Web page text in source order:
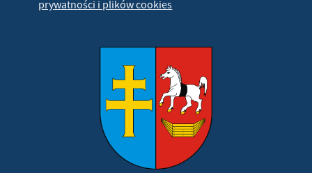
prywatności i plików cookies